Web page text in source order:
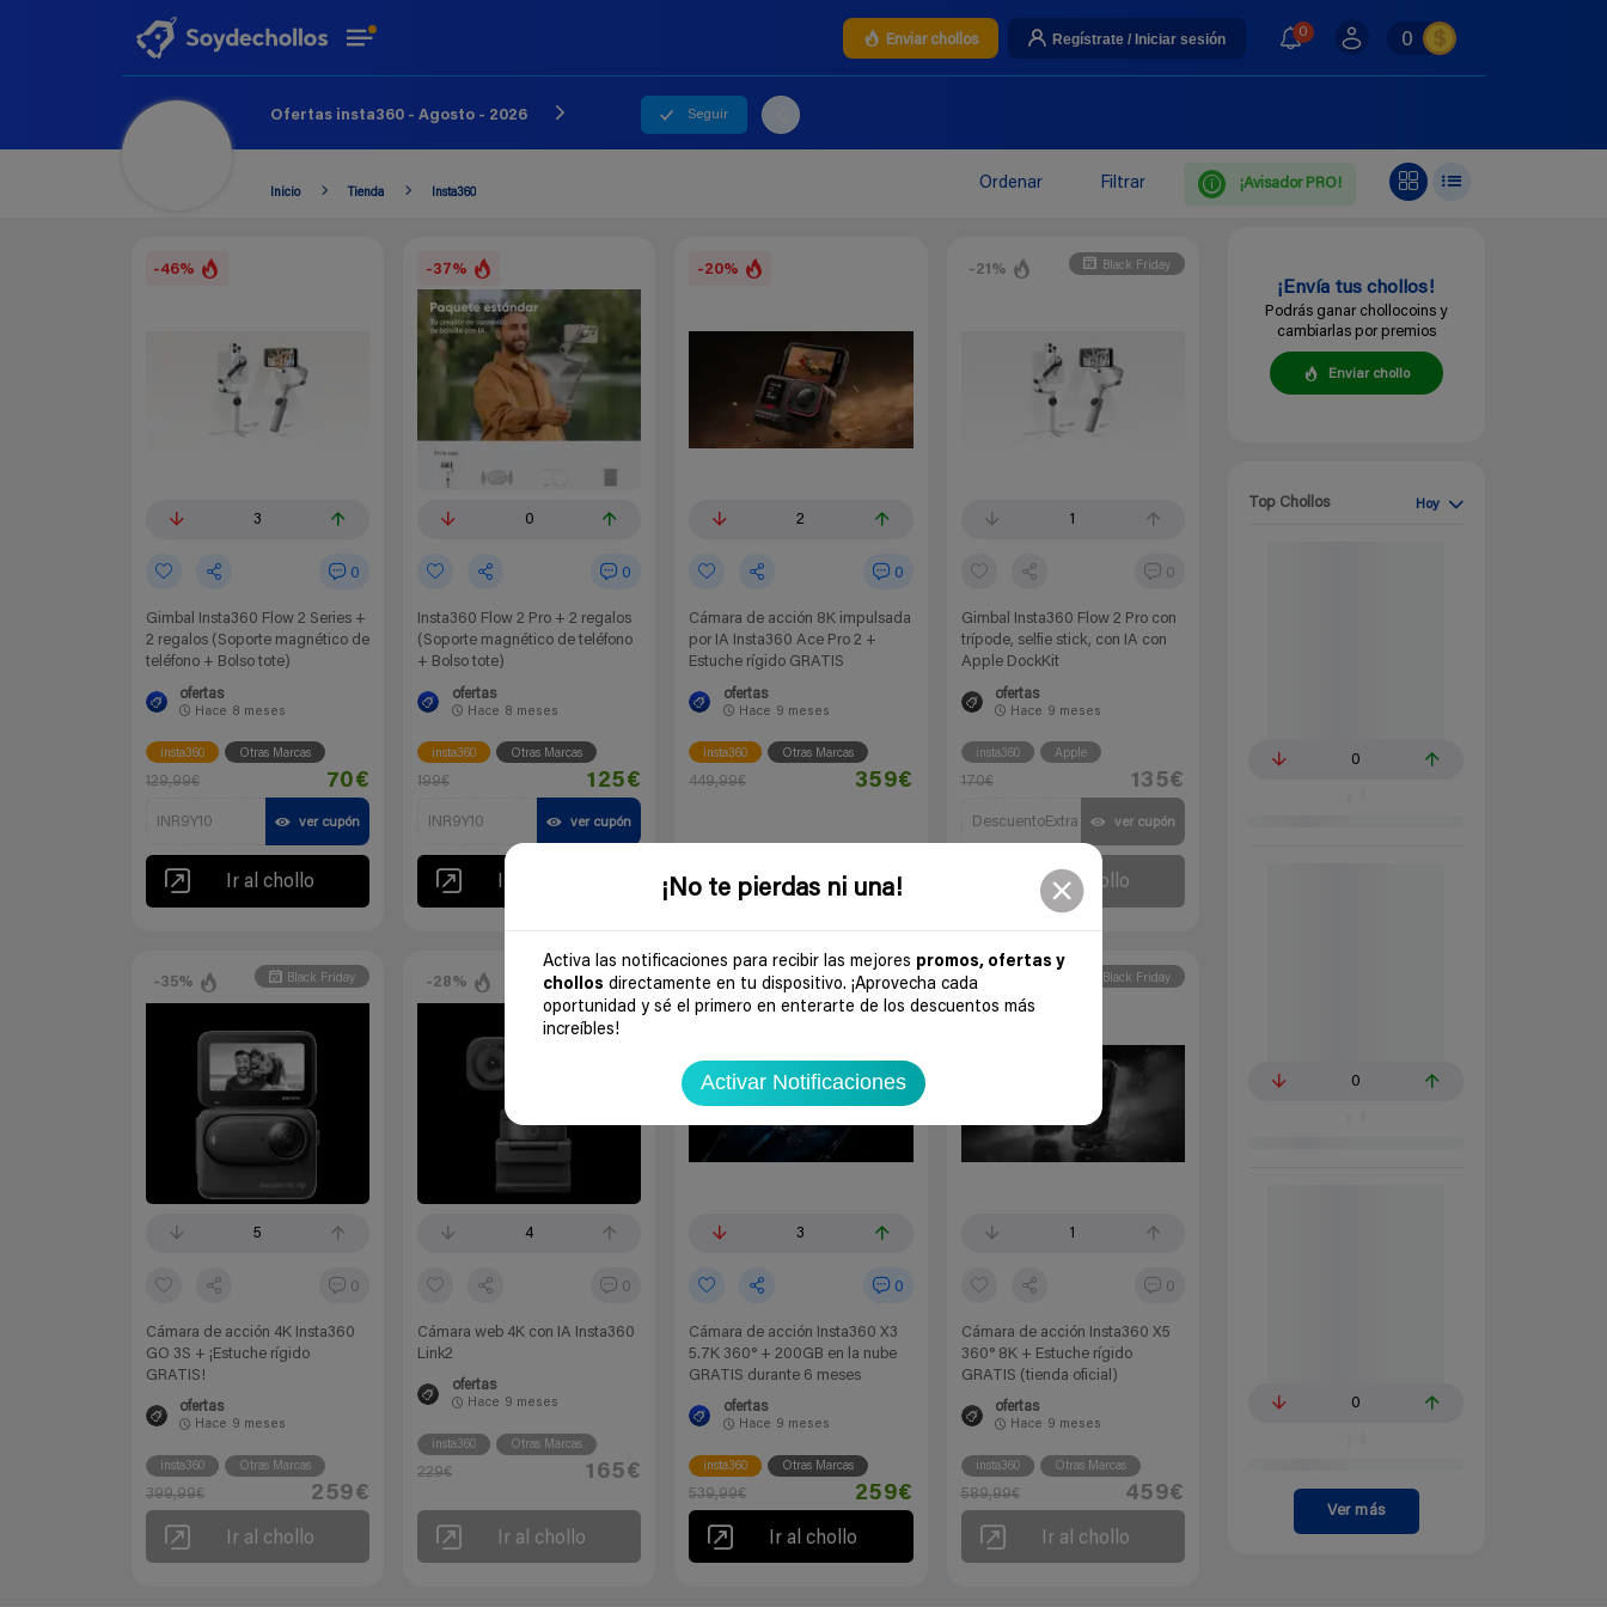
¡No te pierdas ni una!
Activa las notificaciones para recibir las mejores promos, ofertas y
chollos directamente en tu dispositivo. ¡Aprovecha cada
oportunidad y sé el primero en enterarte de los descuentos más
increíbles!
Activar Notificaciones
Enviar chollos Regístrate / Iniciar sesión 0 0
Ofertas insta360 - Agosto - 2026 Seguir
Inicio Tienda Insta360 Ordenar Filtrar ¡Avisador PRO!
-46%
3
0
Gimbal Insta360 Flow 2 Series +
2 regalos (Soporte magnético de
teléfono + Bolso tote)
ofertas
Hace 8 meses
insta360 Otras Marcas
129,99€ 70€
INR9Y10 ver cupón
Ir al chollo
-37%
0
0
Insta360 Flow 2 Pro + 2 regalos
(Soporte magnético de teléfono
+ Bolso tote)
ofertas
Hace 8 meses
insta360 Otras Marcas
199€ 125€
INR9Y10 ver cupón
Ir al chollo
-20%
2
0
Cámara de acción 8K impulsada
por IA Insta360 Ace Pro 2 +
Estuche rígido GRATIS
ofertas
Hace 9 meses
insta360 Otras Marcas
449,99€ 359€
Ir al chollo
-21%
1
0
Black Friday
Gimbal Insta360 Flow 2 Pro con
trípode, selfie stick, con IA con
Apple DockKit
ofertas
Hace 9 meses
insta360 Apple
170€ 135€
DescuentoExtra ver cupón
Ir al chollo
-35%
5
0
Black Friday
Cámara de acción 4K Insta360
GO 3S + ¡Estuche rígido
GRATIS!
ofertas
Hace 9 meses
insta360 Otras Marcas
399,99€ 259€
Ir al chollo
-28%
4
0
Black Friday
Cámara web 4K con IA Insta360
Link2
ofertas
Hace 9 meses
insta360 Otras Marcas
229€ 165€
Ir al chollo
-52%
3
0
Cámara de acción Insta360 X3
5.7K 360° + 200GB en la nube
GRATIS durante 6 meses
ofertas
Hace 9 meses
insta360 Otras Marcas
539,99€ 259€
Ir al chollo
-22%
1
0
Black Friday
Cámara de acción Insta360 X5
360° 8K + Estuche rígido
GRATIS (tienda oficial)
ofertas
Hace 9 meses
insta360 Otras Marcas
589,99€ 459€
Ir al chollo
¡Envía tus chollos!
Podrás ganar chollocoins y
cambiarlas por premios
Enviar chollo
Top Chollos Hoy
0
0
0
Ver más